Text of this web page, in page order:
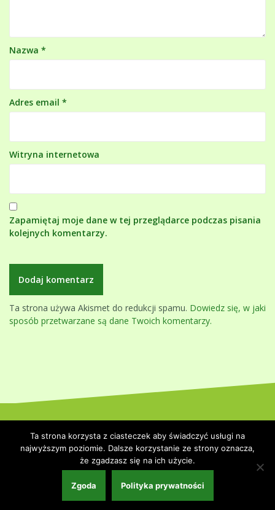
Nazwa *
Adres email *
Witryna internetowa
Zapamiętaj moje dane w tej przeglądarce podczas pisania
kolejnych komentarzy.
Ta strona używa Akismet do redukcji spamu. Dowiedz się, w jaki
sposób przetwarzane są dane Twoich komentarzy.
Themeisle.
Strona główna
Polityka prywatności
Współpraca i kontakt
Ta strona korzysta z ciasteczek aby świadczyć usługi na
najwyższym poziomie. Dalsze korzystanie ze strony oznacza,
że zgadzasz się na ich użycie.
Zgoda Polityka prywatności